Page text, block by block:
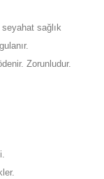
sağlık
Zorunludur.